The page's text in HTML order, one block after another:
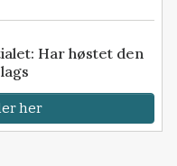
Har høstet den
her